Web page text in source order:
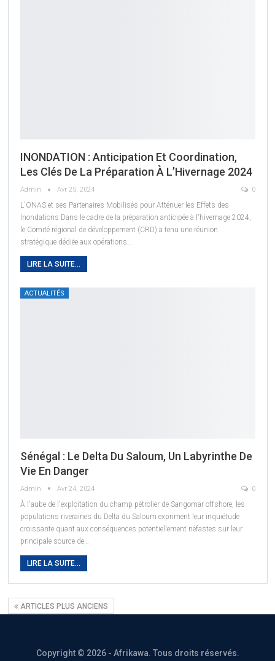
INONDATION : Anticipation Et Coordination,
Les Clés De La Préparation À L’Hivernage 2024
Admin Avr 25, 2024 0
L'ONAS et ses Partenaires Mobilisés pour Atténuer les Effets des
Inondations Dans le cadre de la préparation anticipée à l'hivernage 2024,
le Comité régional de développement (CRD) a tenu une réunion
stratégique dédiée aux opérations…
LIRE LA SUITE...
ACTUALITÉS
Sénégal : Le Delta Du Saloum, Un Labyrinthe De
Vie En Danger
Admin Avr 24, 2024 0
À l'aube de l'exploitation du champ pétrolier de Sangomar offshore, les
populations riveraines du Delta du Saloum expriment leur inquiétude
croissante quant aux conséquences potentiellement néfastes sur leur
principale source de…
LIRE LA SUITE...
ARTICLES PLUS ANCIENS
Copyright © 2026 - Afrikawa. Tous droits réservés.